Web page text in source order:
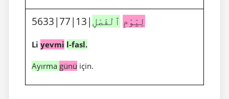
5633|77|13| لِيَوْمِ ٱلْفَصْلِ
Li yevmi l-fasl.
Ayırma günü için.